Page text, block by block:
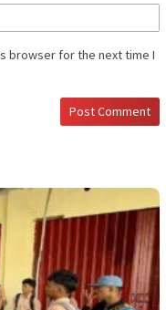
browser for the next time I